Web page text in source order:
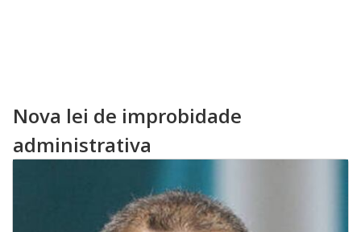
Nova lei de improbidade
administrativa